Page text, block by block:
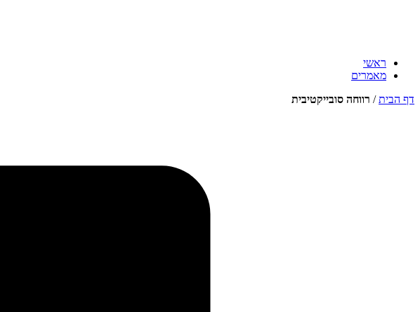
ראשי
מאמרים
דף הבית/ רווחה סובייקטיבית